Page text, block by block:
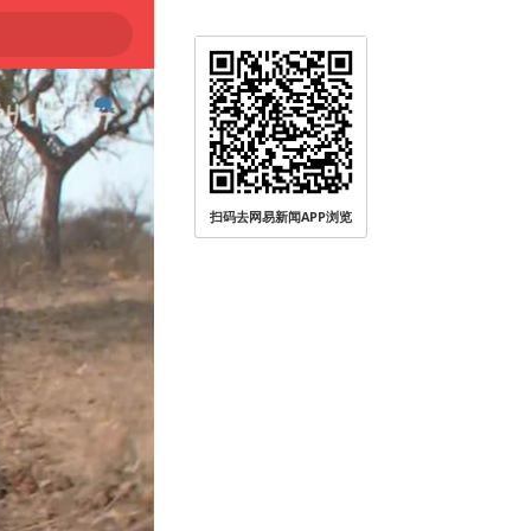
扫码去网易新闻APP浏览